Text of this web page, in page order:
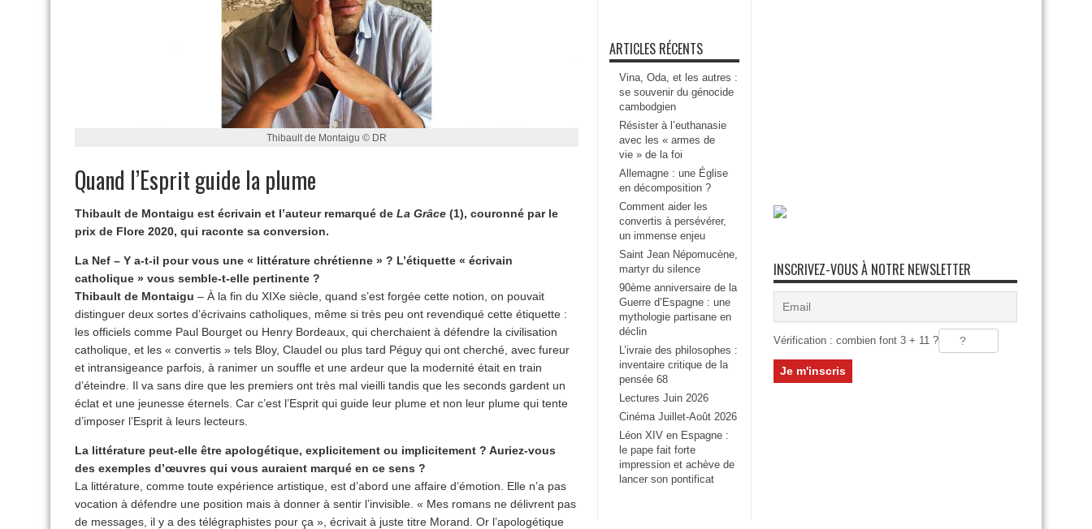
Thibault de Montaigu © DR
Quand l’Esprit guide la plume
Thibault de Montaigu est écrivain et l’auteur remarqué de La Grâce (1), couronné par le
prix de Flore 2020, qui raconte sa conversion.
La Nef – Y a-t-il pour vous une « littérature chrétienne » ? L’étiquette « écrivain
catholique » vous semble-t-elle pertinente ?
Thibault de Montaigu – À la fin du XIXe siècle, quand s’est forgée cette notion, on pouvait
distinguer deux sortes d’écrivains catholiques, même si très peu ont revendiqué cette étiquette :
les officiels comme Paul Bourget ou Henry Bordeaux, qui cherchaient à défendre la civilisation
catholique, et les « convertis » tels Bloy, Claudel ou plus tard Péguy qui ont cherché, avec fureur
et intransigeance parfois, à ranimer un souffle et une ardeur que la modernité était en train
d’éteindre. Il va sans dire que les premiers ont très mal vieilli tandis que les seconds gardent un
éclat et une jeunesse éternels. Car c’est l’Esprit qui guide leur plume et non leur plume qui tente
d’imposer l’Esprit à leurs lecteurs.
La littérature peut-elle être apologétique, explicitement ou implicitement ? Auriez-vous
des exemples d’œuvres qui vous auraient marqué en ce sens ?
La littérature, comme toute expérience artistique, est d’abord une affaire d’émotion. Elle n’a pas
vocation à défendre une position mais à donner à sentir l’invisible. « Mes romans ne délivrent pas
de messages, il y a des télégraphistes pour ça », écrivait à juste titre Morand. Or l’apologétique
ARTICLES RÉCENTS
Vina, Oda, et les autres :
se souvenir du génocide
cambodgien
Résister à l’euthanasie
avec les « armes de
vie » de la foi
Allemagne : une Église
en décomposition ?
Comment aider les
convertis à persévérer,
un immense enjeu
Saint Jean Népomucène,
martyr du silence
90ème anniversaire de la
Guerre d’Espagne : une
mythologie partisane en
déclin
L’ivraie des philosophes :
inventaire critique de la
pensée 68
Lectures Juin 2026
Cinéma Juillet-Août 2026
Léon XIV en Espagne :
le pape fait forte
impression et achève de
lancer son pontificat
INSCRIVEZ-VOUS À NOTRE NEWSLETTER
Vérification : combien font 3 + 11 ?